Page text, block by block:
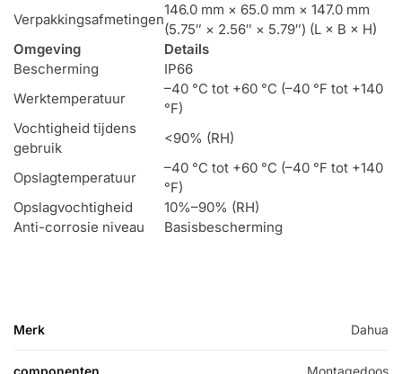
Verpakkingsafmetingen
146.0 mm × 65.0 mm × 147.0 mm
(5.75″ × 2.56″ × 5.79″) (L × B × H)
Omgeving
Details
Bescherming
IP66
Werktemperatuur
–40 °C tot +60 °C (–40 °F tot +140
°F)
Vochtigheid tijdens
gebruik
<90% (RH)
Opslagtemperatuur
–40 °C tot +60 °C (–40 °F tot +140
°F)
Opslagvochtigheid
10%–90% (RH)
Anti-corrosie niveau
Basisbescherming
Merk Dahua
componenten Montagedoos